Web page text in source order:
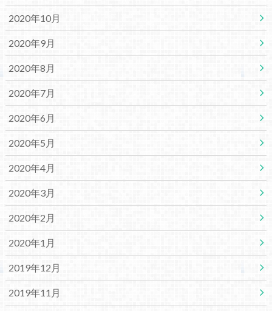
2020年10月
2020年9月
2020年8月
2020年7月
2020年6月
2020年5月
2020年4月
2020年3月
2020年2月
2020年1月
2019年12月
2019年11月